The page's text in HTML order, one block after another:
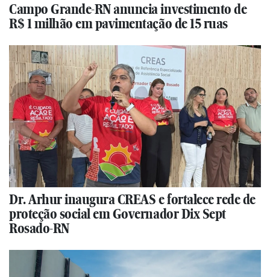
Campo Grande-RN anuncia investimento de
R$ 1 milhão em pavimentação de 15 ruas
Dr. Arhur inaugura CREAS e fortalece rede de
proteção social em Governador Dix Sept
Rosado-RN